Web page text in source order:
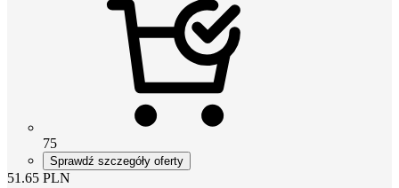
75
Sprawdź szczegóły oferty
51.65 PLN